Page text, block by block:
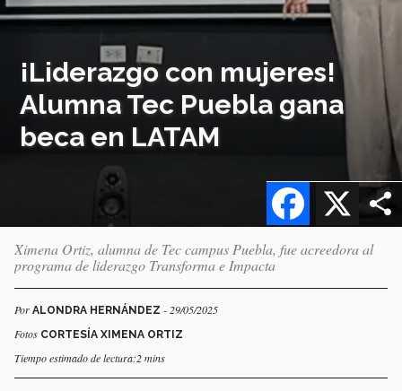
¡Liderazgo con mujeres!
Alumna Tec Puebla gana
beca en LATAM
X
Facebook
Ximena Ortiz, alumna de Tec campus Puebla, fue acreedora al
programa de liderazgo Transforma e Impacta
Por ALONDRA HERNÁNDEZ - 29/05/2025
Fotos CORTESÍA XIMENA ORTIZ
Tiempo estimado de lectura:2 mins